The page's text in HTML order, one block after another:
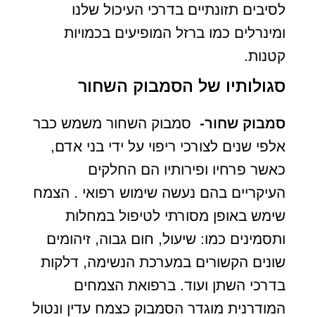
לסיבים תזונתיים בדרכי העיכול שלנו
ומינרלים כמו ברזל המופיעים בכמויות
קטנות.
סגולותיו של הסמבוק השחור
סמבוק שחור- סמבוק השחור משמש כבר
אלפי שנים לצורכי ריפוי על ידי בני אדם,
כאשר פרחיו ופירותיו הם החלקים
העיקריים בהם נעשה שימוש רפואי . הצמח
שימש באופן מסורתי לטיפול במחלות
ותסמינים כמו: שיעול, חום גבוה, זיהומים
שונים הקשורים במערכת הנשימה, דלקות
בדרכי השתן ועוד. ברפואת הצמחים
המודרנית מוגדר הסמבוק כצמח עדין ונטול